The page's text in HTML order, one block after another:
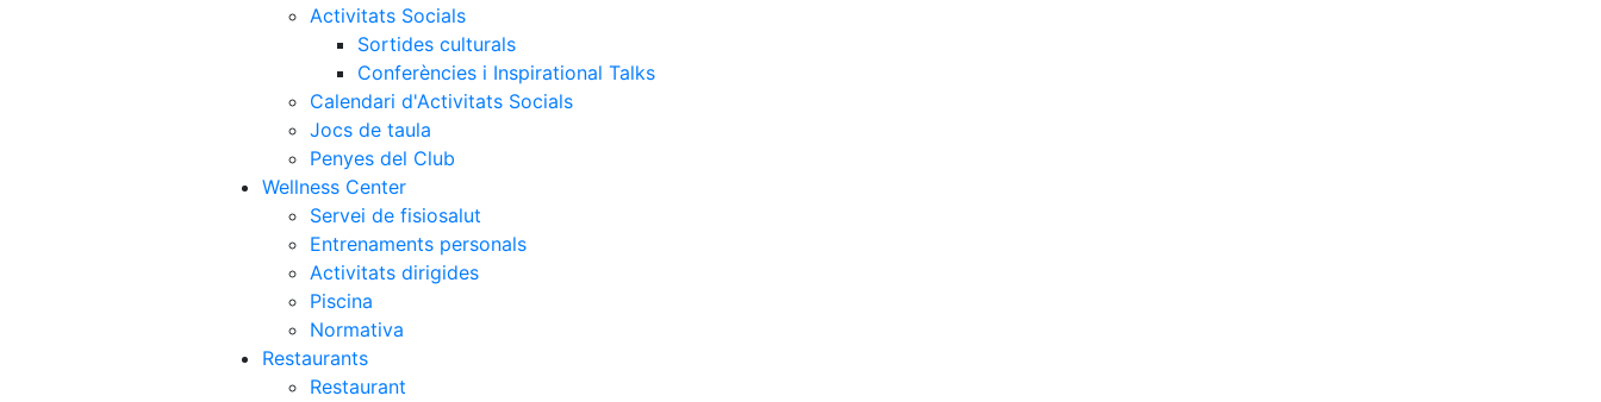
Activitats Socials
Sortides culturals
Conferències i Inspirational Talks
Calendari d'Activitats Socials
Jocs de taula
Penyes del Club
Wellness Center
Servei de fisiosalut
Entrenaments personals
Activitats dirigides
Piscina
Normativa
Restaurants
Restaurant